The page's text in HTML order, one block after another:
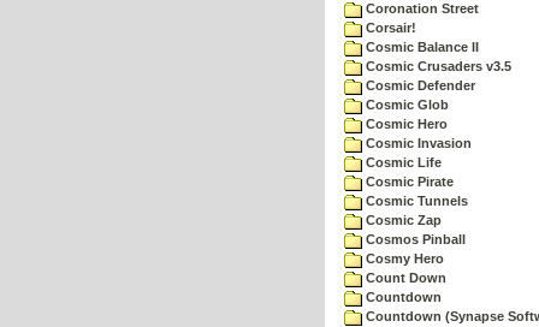
Coronation Street
Corsair!
Cosmic Balance II
Cosmic Crusaders v3.5
Cosmic Defender
Cosmic Glob
Cosmic Hero
Cosmic Invasion
Cosmic Life
Cosmic Pirate
Cosmic Tunnels
Cosmic Zap
Cosmos Pinball
Cosmy Hero
Count Down
Countdown
Countdown (Synapse